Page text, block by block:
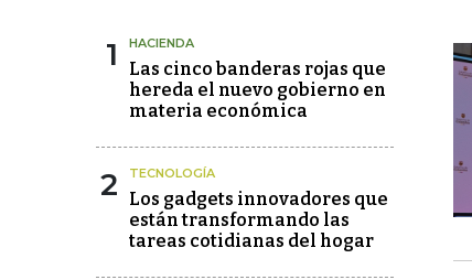
1 HACIENDA
Las cinco banderas rojas que
hereda el nuevo gobierno en
materia económica
2 TECNOLOGÍA
Los gadgets innovadores que
están transformando las
tareas cotidianas del hogar